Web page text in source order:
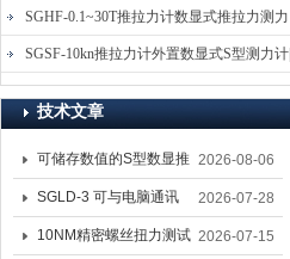
电子式压力测力计
SGHF-0.1~30T推拉力计数显式推拉力测力
计-数字拉压力双向测力仪
SGSF-10kn推拉力计外置数显式S型测力计|
手持连线式拉压力计
技术文章
可储存数值的S型数显推
拉力计 SGSF-100外置
式测力计
2026-08-06
SGLD-3 可与电脑通讯
的无线测力计 0.03-3T化
2026-07-28
10NM精密螺丝扭力测试 2026-07-15